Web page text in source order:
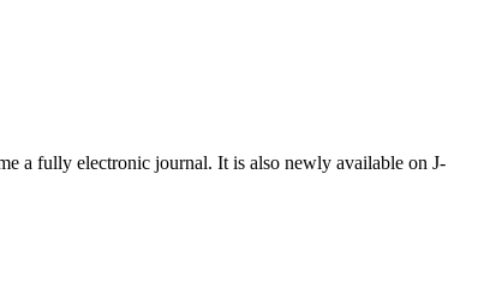
a fully electronic journal. It is also newly available on J-